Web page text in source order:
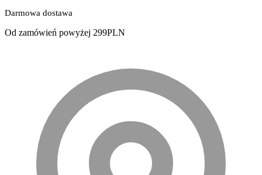
Darmowa dostawa
Od zamówień powyżej 299PLN